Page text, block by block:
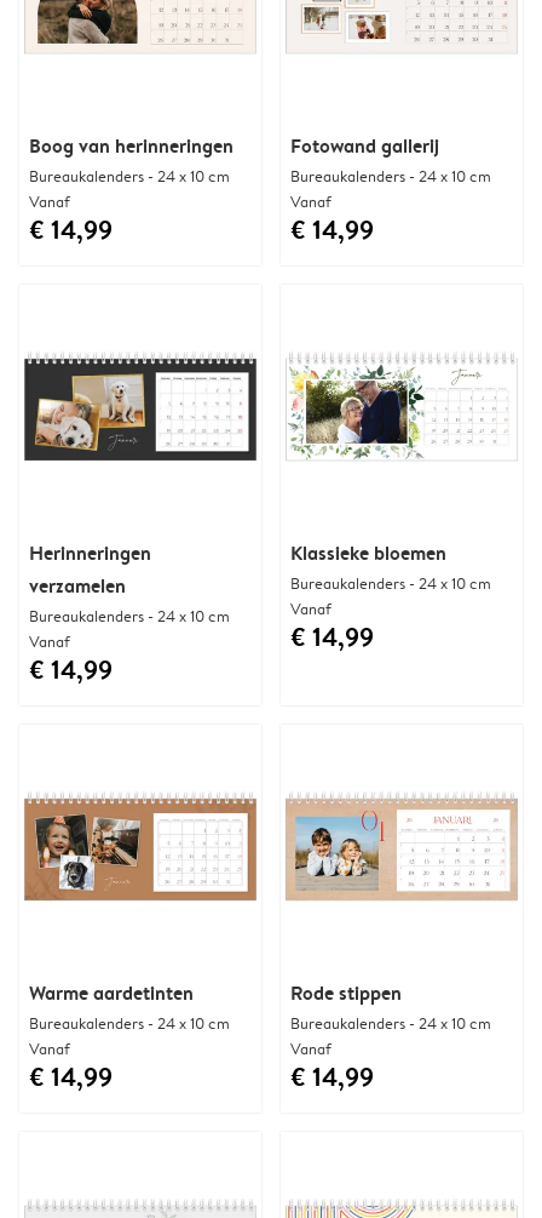
Boog van herinneringen
Bureaukalenders - 24 x 10 cm
Vanaf
€ 14,99
Fotowand gallerij
Bureaukalenders - 24 x 10 cm
Vanaf
€ 14,99
Herinneringen
verzamelen
Bureaukalenders - 24 x 10 cm
Vanaf
€ 14,99
Klassieke bloemen
Bureaukalenders - 24 x 10 cm
Vanaf
€ 14,99
Warme aardetinten
Bureaukalenders - 24 x 10 cm
Vanaf
€ 14,99
Rode stippen
Bureaukalenders - 24 x 10 cm
Vanaf
€ 14,99